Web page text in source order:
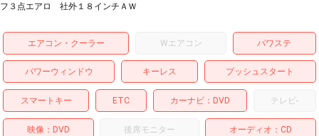
フ３点エアロ 社外１８インチＡＷ
エアコン・クーラー Wエアコン パワステ
パワーウィンドウ キーレス プッシュスタート
スマートキー ETC カーナビ DVD テレビ-
映像 DVD 後席モニター オーディオ CD